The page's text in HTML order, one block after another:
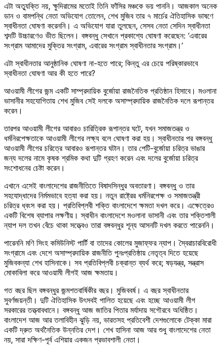
এটা অত্যুক্তি নয়, ক্ষুদিরামের মতোই তিনি ফাঁসির মঞ্চকে ভয় পাননি। আজকাল অনেক
ডান ও বামপন্থি নেতা অভিযোগ তোলেন, শেখ মুজিব তার ৭ মার্চের ঐতিহাসিক ভাষণে
স্বাধীনতা ঘোষণা করেননি। এ অভিযোগ যারা তুলছেন, সেসব নেতা সেদিন স্বাধীনতা
শব্দটি উচ্চারণেও ভীত ছিলেন। বঙ্গবন্ধু সেখানে প্রকাশ্যে ঘোষণা করেছেন: ‘এবারের
সংগ্রাম আমাদের মুক্তির সংগ্রাম, এবারের সংগ্রাম স্বাধীনতার সংগ্রাম।’
এটা স্বাধীনতার আনুষ্ঠানিক ঘোষণা না-হতে পারে; কিন্তু এর চেয়ে পরিষ্কারভাবে
স্বাধীনতা ঘোষণা আর কী হতে পারে?
আওয়ামী লীগের জন্ম একটি সাম্প্রদায়িক বুর্জোয়া রাজনৈতিক প্রতিষ্ঠান হিসাবে। মওলানা
ভাসানীর সহযোগিতায় শেখ মুজিব সেই দলকে অসাম্প্রদায়িক রাজনৈতিক দলে রূপান্তর
করেন।
তারপর আওয়ামী লীগের আবারও চারিত্রিক রূপান্তর ঘটে, যখন সমাজতন্ত্র ও
ধর্মনিরপেক্ষতাকে আওয়ামী লীগের লক্ষ্য বলে ঘোষণা করা হয়। স্বাধীনতার পর বঙ্গবন্ধু
আওয়ামী লীগের চরিত্রে আবারও রূপান্তর ঘটান। তার পেটি-বুর্জোয়া চরিত্র ভাঙার
জন্য দলের নামে কৃষক শ্রমিক কথা দুটি গ্রহণ করেন এবং দলের বুর্জোয়া চরিত্র
সংশোধনের চেষ্টা করেন।
এখানে এসেই বাংলাদেশের রাজনীতিতে বিষাদসিন্ধুর অবতারণা। বঙ্গবন্ধু ও তার
সহযোদ্ধাদের নির্মমভাবে হত্যা করা হয়। নতুন রাষ্ট্রের ধর্মনিরপেক্ষ ও সমাজতন্ত্রী
চরিত্র ধ্বংস করা হয়। প্রতিবিপ্লবী শক্তি বাংলাদেশে ক্ষমতা দখল করে। এক্ষেত্রেও
একটি বিশেষ ব্যাপার লক্ষণীয়। স্বাধীন বাংলাদেশে মওলানা ভাসানী এবং তার শক্তিশালী
ন্যাপ দল তখন বেঁচে থাকা সত্ত্বেও তারা বঙ্গবন্ধুর শূন্য আসনটি দখল করতে পারেননি।
পারেননি মণি সিংহ কমিউনিস্ট পার্টি বা তাদের কোলের মুজাফ্ফর ন্যাপ। স্বৈরাচারবিরোধী
সংগ্রামে এবং দেশে অসাম্প্রদায়িক রাজনীতি পুনঃপ্রতিষ্ঠায় নেতৃত্ব দিতে হয়েছে
মুজিবকন্যা শেখ হাসিনাকে। সব প্রতিবিপ্লবী চক্রান্ত ব্যর্থ করে; ষড়যন্ত্র, সন্ত্রাস
মোকাবিলা করে আওয়ামী লীগই আজ ক্ষমতায়।
গত বছর ছিল বঙ্গবন্ধুর জন্মশতবার্ষিকীর বছর। মুজিববর্ষ। এ বছর স্বাধীনতার
সুবর্ণজয়ন্তী। দুটি ঐতিহাসিক উৎসবই পালিত হয়েছে এবং হচ্ছে আওয়ামী লীগ
সরকারের তত্ত্বাবধানে। বঙ্গবন্ধু আজ জাতির পিতার মর্যাদায় সগৌরবে অধিষ্ঠিত।
বাংলাদেশ আজ আর তলাবিহীন ঝুড়ি নয়, ভারতসহ প্রতিবেশী দেশগুলোকে টেক্কা মারা
একটি দ্রুত অর্থনৈতিক উন্নতির দেশ। শেখ হাসিনা আজ আর শুধু বাংলাদেশের নেতা
নয়, সারা দক্ষিণ-পূর্ব এশিয়ার একজন প্রভাবশালী নেতা।